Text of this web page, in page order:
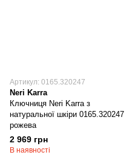
Артикул: 0165.320247
Neri Karra
Ключниця Neri Karra з
натуральної шкіри 0165.320247
рожева
2 969 грн
В наявності